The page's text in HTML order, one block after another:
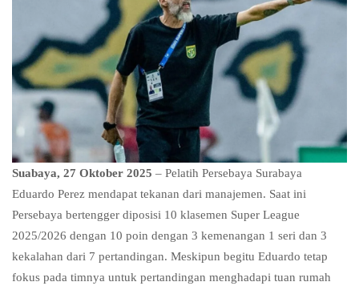
Suabaya, 27 Oktober 2025 – Pelatih Persebaya Surabaya
Eduardo Perez mendapat tekanan dari manajemen. Saat ini
Persebaya bertengger diposisi 10 klasemen Super League
2025/2026 dengan 10 poin dengan 3 kemenangan 1 seri dan 3
kekalahan dari 7 pertandingan. Meskipun begitu Eduardo tetap
fokus pada timnya untuk pertandingan menghadapi tuan rumah